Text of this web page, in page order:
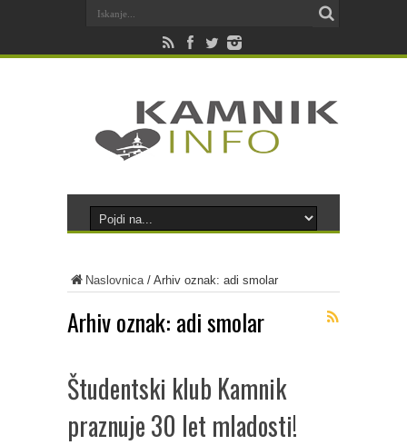
Naslovnica/ Arhiv oznak: adi smolar
Arhiv oznak: adi smolar
Študentski klub Kamnik
praznuje 30 let mladosti!